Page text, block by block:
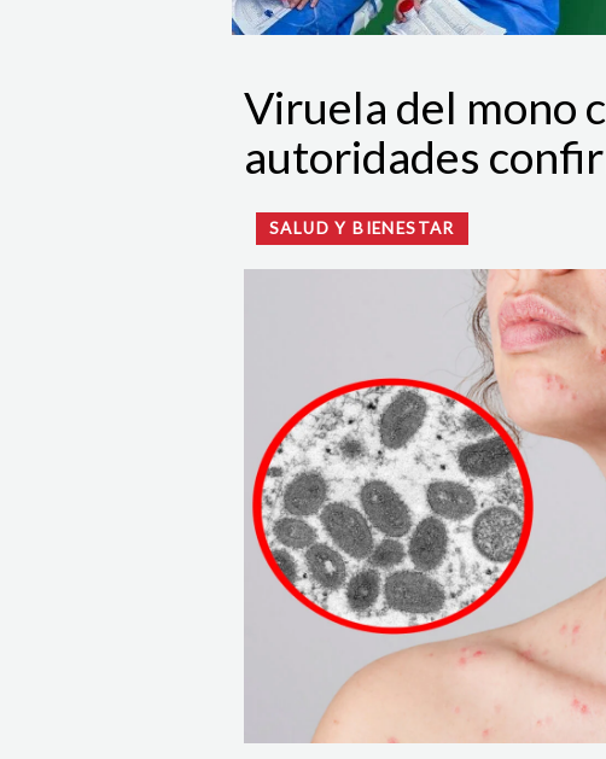
Viruela del mono
autoridades
SALUD Y BIENESTAR